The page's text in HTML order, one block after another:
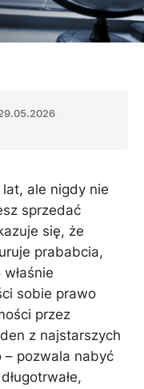
·
ale nigdy nie
sprzedać
się, że
prababcia,
sobie prawo
przez
z najstarszych
pozwala nabyć